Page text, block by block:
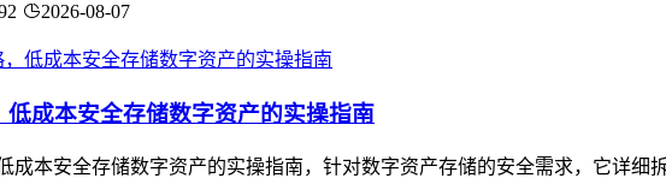
2026-08-07
成本安全存储数字资产的实操指南
成本安全存储数字资产的实操指南，针对数字资产存储的安全需求，它详细